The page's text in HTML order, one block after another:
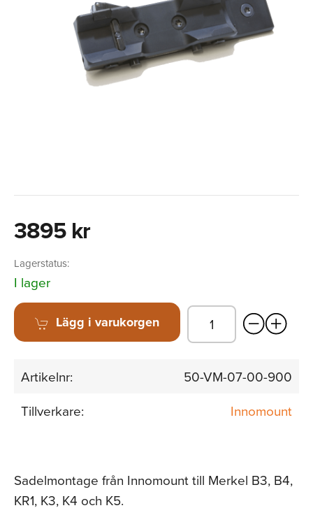
3895 kr
Lagerstatus:
I lager
Lägg i varukorgen
Artikelnr:
50-VM-07-00-900
Tillverkare:
Innomount
Sadelmontage från Innomount till Merkel B3, B4,
KR1, K3, K4 och K5.